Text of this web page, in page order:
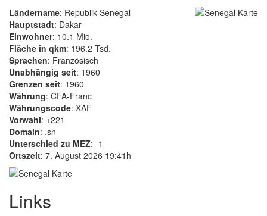
Ländername: Republik Senegal
Hauptstadt: Dakar
Einwohner: 10.1 Mio.
Fläche in qkm: 196.2 Tsd.
Sprachen: Französisch
Unabhängig seit: 1960
Grenzen seit: 1960
Währung: CFA-Franc
Währungscode: XAF
Vorwahl: +221
Domain: .sn
Unterschied zu MEZ: -1
Ortszeit: 7. August 2026 19:41h
Links